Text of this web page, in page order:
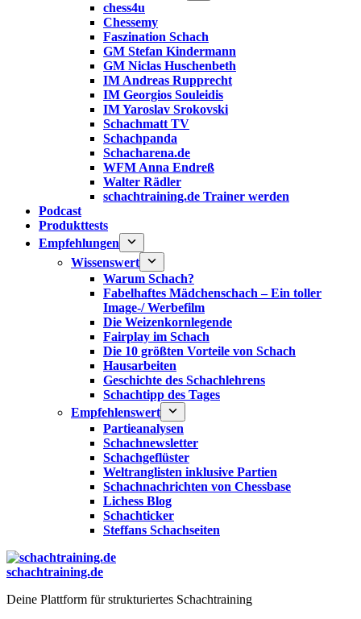
chess4u
Chessemy
Faszination Schach
GM Stefan Kindermann
GM Niclas Huschenbeth
IM Andreas Rupprecht
IM Georgios Souleidis
IM Yaroslav Srokovski
Schachmatt TV
Schachpanda
Schacharena.de
WFM Anna Endreß
Walter Rädler
schachtraining.de Trainer werden
Podcast
Produkttests
Empfehlungen
Wissenswert
Warum Schach?
Fabelhaftes Mädchenschach – Ein toller
Image-/ Werbefilm
Die Weizenkornlegende
Fairplay im Schach
Die 10 größten Vorteile von Schach‎
Hausarbeiten
Geschichte des Schachlehrens
Schachtipp des Tages
Empfehlenswert
Partieanalysen
Schachnewsletter
Schachgeflüster
Weltranglisten inklusive Partien
Schachnachrichten von Chessbase
Lichess Blog
Schachticker
Steffans Schachseiten
schachtraining.de
Deine Plattform für strukturiertes Schachtraining